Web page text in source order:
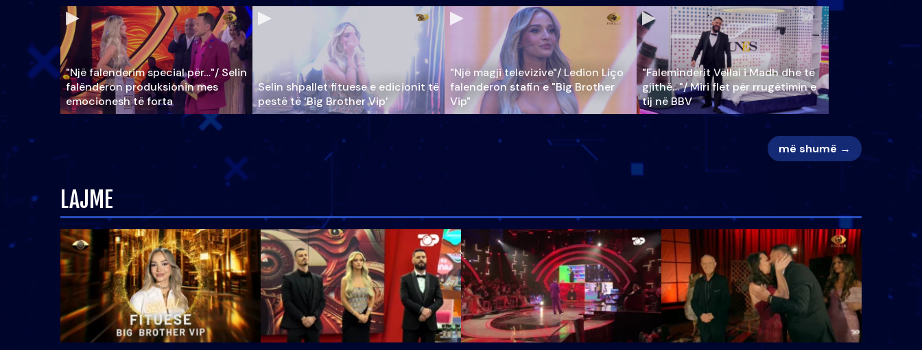
"Një falenderim special për…"/ Selin
falënderon produksionin mes
emocionesh të forta
Selin shpallet fituese e edicionit të
pestë të ‘Big Brother Vip’
"Një magji televizive"/ Ledion Liço
falenderon stafin e "Big Brother
Vip"
"Faleminderit Vëllai i Madh dhe të
gjithë…"/ Miri flet për rrugëtimin e
tij në BBV
më shumë →
LAJME